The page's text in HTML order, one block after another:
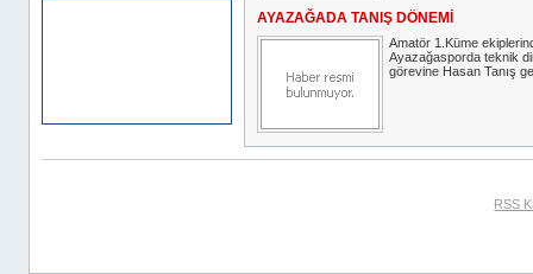
AYAZAĞADA TANIŞ DÖNEMİ
Amatör 1.Küme
Ayazağasporda teknik
görevine Hasan Tanış
RSS